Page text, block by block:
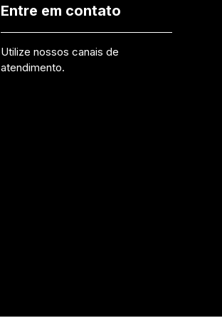
Entre em contato
Utilize nossos canais de
atendimento.